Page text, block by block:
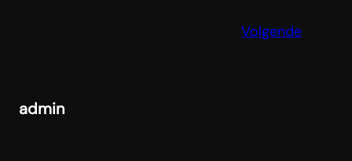
Volgende
admin